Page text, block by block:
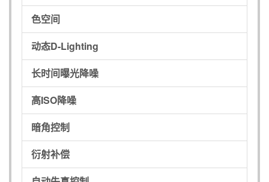
色空间
动态D-Lighting
长时间曝光降噪
高ISO降噪
暗角控制
衍射补偿